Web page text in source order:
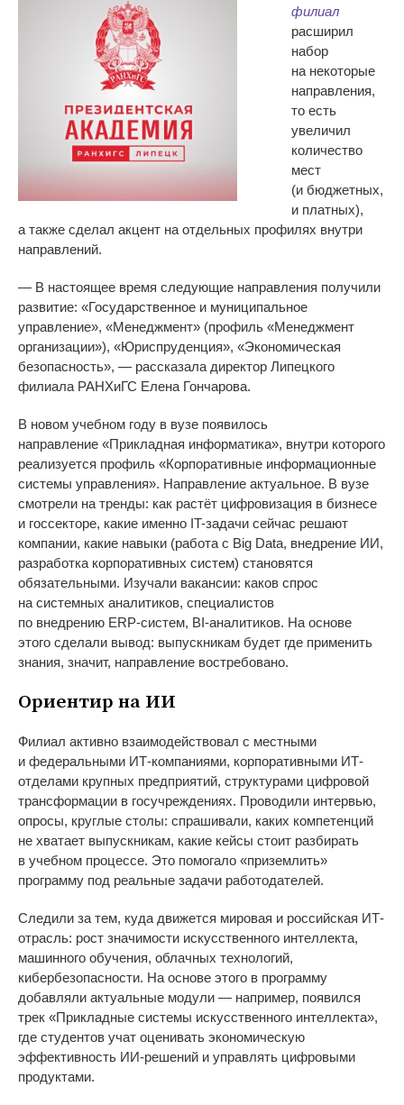
филиал
расширил
набор
на некоторые
направления,
то есть
увеличил
количество
мест
(и бюджетных,
и платных),
а также сделал акцент на отдельных профилях внутри
направлений.
— В настоящее время следующие направления получили
развитие: «Государственное и муниципальное
управление», «Менеджмент» (профиль «Менеджмент
организации»), «Юриспруденция», «Экономическая
безопасность», — рассказала директор Липецкого
филиала РАНХиГС Елена Гончарова.
В новом учебном году в вузе появилось
направление «Прикладная информатика», внутри которого
реализуется профиль «Корпоративные информационные
системы управления». Направление актуальное. В вузе
смотрели на тренды: как растёт цифровизация в бизнесе
и госсекторе, какие именно IT-задачи сейчас решают
компании, какие навыки (работа с Big Data, внедрение ИИ,
разработка корпоративных систем) становятся
обязательными. Изучали вакансии: каков спрос
на системных аналитиков, специалистов
по внедрению ERP-систем, BI-аналитиков. На основе
этого cделали вывод: выпускникам будет где применить
знания, значит, направление востребовано.
Ориентир на ИИ
Филиал активно взаимодействовал с местными
и федеральными ИТ-компаниями, корпоративными ИТ-
отделами крупных предприятий, структурами цифровой
трансформации в госучреждениях. Проводили интервью,
опросы, круглые столы: спрашивали, каких компетенций
не хватает выпускникам, какие кейсы стоит разбирать
в учебном процессе. Это помогало «приземлить»
программу под реальные задачи работодателей.
Следили за тем, куда движется мировая и российская ИТ-
отрасль: рост значимости искусственного интеллекта,
машинного обучения, облачных технологий,
кибербезопасности. На основе этого в программу
добавляли актуальные модули — например, появился
трек «Прикладные системы искусственного интеллекта»,
где студентов учат оценивать экономическую
эффективность ИИ-решений и управлять цифровыми
продуктами.